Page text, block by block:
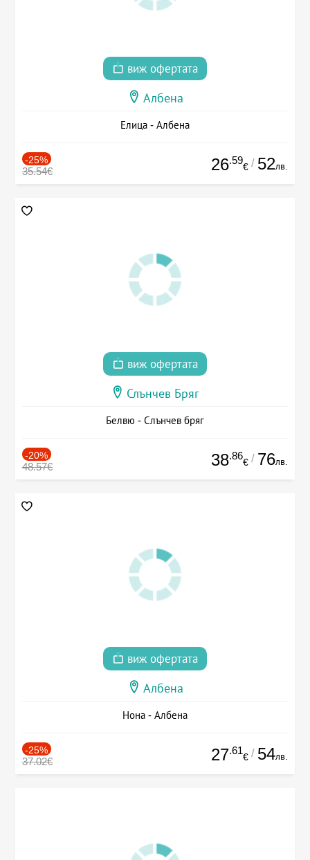
виж офертата
Албена
Елица - Албена
-25%
35.54€ 26.59
€ / 52лв.
виж офертата
Слънчев Бряг
Белвю - Слънчев бряг
-20%
48.57€ 38.86
€ / 76лв.
виж офертата
Албена
Нона - Албена
-25%
37.02€ 27.61
€ / 54лв.